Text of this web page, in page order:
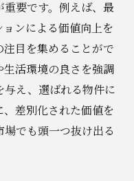
要です。例えば、最
ンによる価値向上を
目を集めることがで
活環境の良さを強調
え、選ばれる物件に
差別化された価値を
でも頭一つ抜け出る